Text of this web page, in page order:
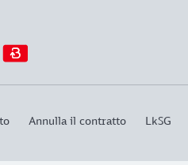
Annulla il contratto LkSG